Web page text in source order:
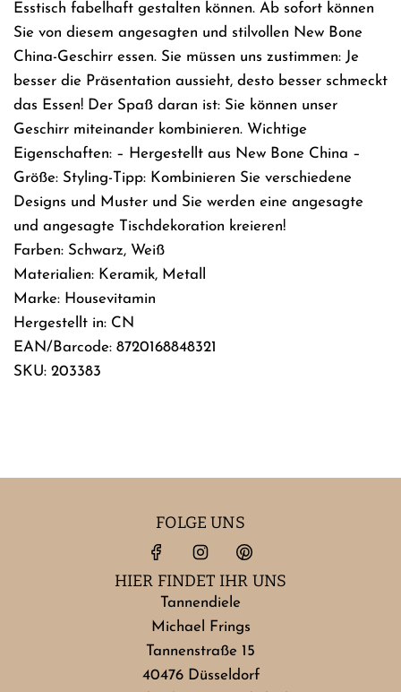
Esstisch fabelhaft gestalten können. Ab sofort können
Sie von diesem angesagten und stilvollen New Bone
China-Geschirr essen. Sie müssen uns zustimmen: Je
besser die Präsentation aussieht, desto besser schmeckt
das Essen! Der Spaß daran ist: Sie können unser
Geschirr miteinander kombinieren. Wichtige
Eigenschaften: – Hergestellt aus New Bone China –
Größe: Styling-Tipp: Kombinieren Sie verschiedene
Designs und Muster und Sie werden eine angesagte
und angesagte Tischdekoration kreieren!
Farben: Schwarz, Weiß
Materialien: Keramik, Metall
Marke: Housevitamin
Hergestellt in: CN
EAN/Barcode: 8720168848321
SKU: 203383
FOLGE UNS
HIER FINDET IHR UNS
Tannendiele
Michael Frings
Tannenstraße 15
40476 Düsseldorf